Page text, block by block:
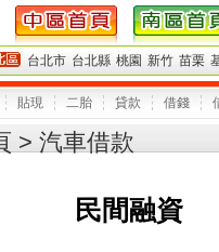
台北市 台北縣 桃園 新竹 苗栗
貼現 二胎 貸款 借錢
> 汽車借款
民間融資